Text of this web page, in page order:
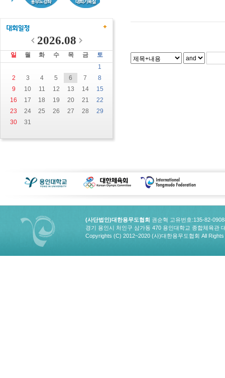
2026.08
일 월 화 수 목 금
토
1
2
3 4 5 6 7
8
9
10 11 12 13 14
15
16
17 18 19 20 21
22
23
24 25 26 27 28
29
30
31
(사단법인)대한용무도협회 권순혁 고유번호:135-82-
경기 용인시 처인구 삼가동 470 용인대학교 종합체육관
Copyrights (C) 2012~2020 (사)대한용무도협회 All